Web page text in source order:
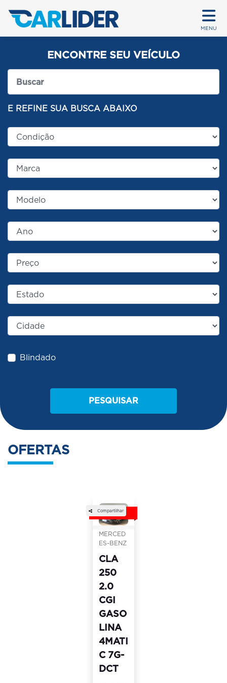
MENU
ENCONTRE SEU VEÍCULO
E REFINE SUA BUSCA ABAIXO
Blindado
PESQUISAR
OFERTAS
OFERTA
Compartilhar
MERCED
ES-BENZ
CLA
250
2.0
CGI
GASO
LINA
4MATI
C 7G-
DCT